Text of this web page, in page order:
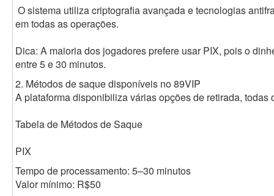
O sistema utiliza criptografia avançada e tecnologias
em todas as operações.
Dica: A maioria dos jogadores prefere usar PIX, pois o
entre 5 e 30 minutos.
2. Métodos de saque disponíveis no 89VIP
A plataforma disponibiliza várias opções de retirada,
Tabela de Métodos de Saque
PIX
Tempo de processamento: 5–30 minutos
Valor mínimo: R$50